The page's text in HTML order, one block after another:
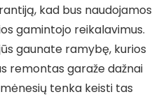
kad bus naudojamos
gamintojo reikalavimus.
gaunate ramybę, kurios
remontas garaže dažnai
tenka keisti tas